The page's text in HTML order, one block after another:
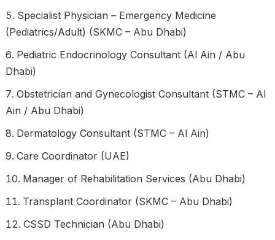
Specialist Physician – Emergency Medicine
(Pediatrics/Adult) (SKMC – Abu Dhabi)
Pediatric Endocrinology Consultant (Al Ain / Abu
Dhabi)
Obstetrician and Gynecologist Consultant (STMC – Al
Ain / Abu Dhabi)
Dermatology Consultant (STMC – Al Ain)
Care Coordinator (UAE)
Manager of Rehabilitation Services (Abu Dhabi)
Transplant Coordinator (SKMC – Abu Dhabi)
CSSD Technician (Abu Dhabi)